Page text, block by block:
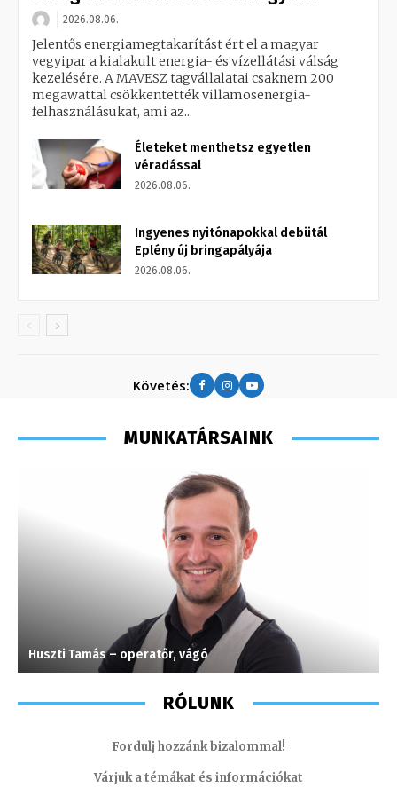
2026.08.06.
Jelentős energiamegtakarítást ért el a magyar
vegyipar a kialakult energia- és vízellátási válság
kezelésére. A MAVESZ tagvállalatai csaknem 200
megawattal csökkentették villamosenergia-
felhasználásukat, ami az...
Életeket menthetsz egyetlen
véradással
2026.08.06.
Ingyenes nyitónapokkal debütál
Eplény új bringapályája
2026.08.06.
Követés:
MUNKATÁRSAINK
Huszti Tamás – operatőr, vágó
RÓLUNK
Fordulj hozzánk bizalommal!
Várjuk a témákat és információkat